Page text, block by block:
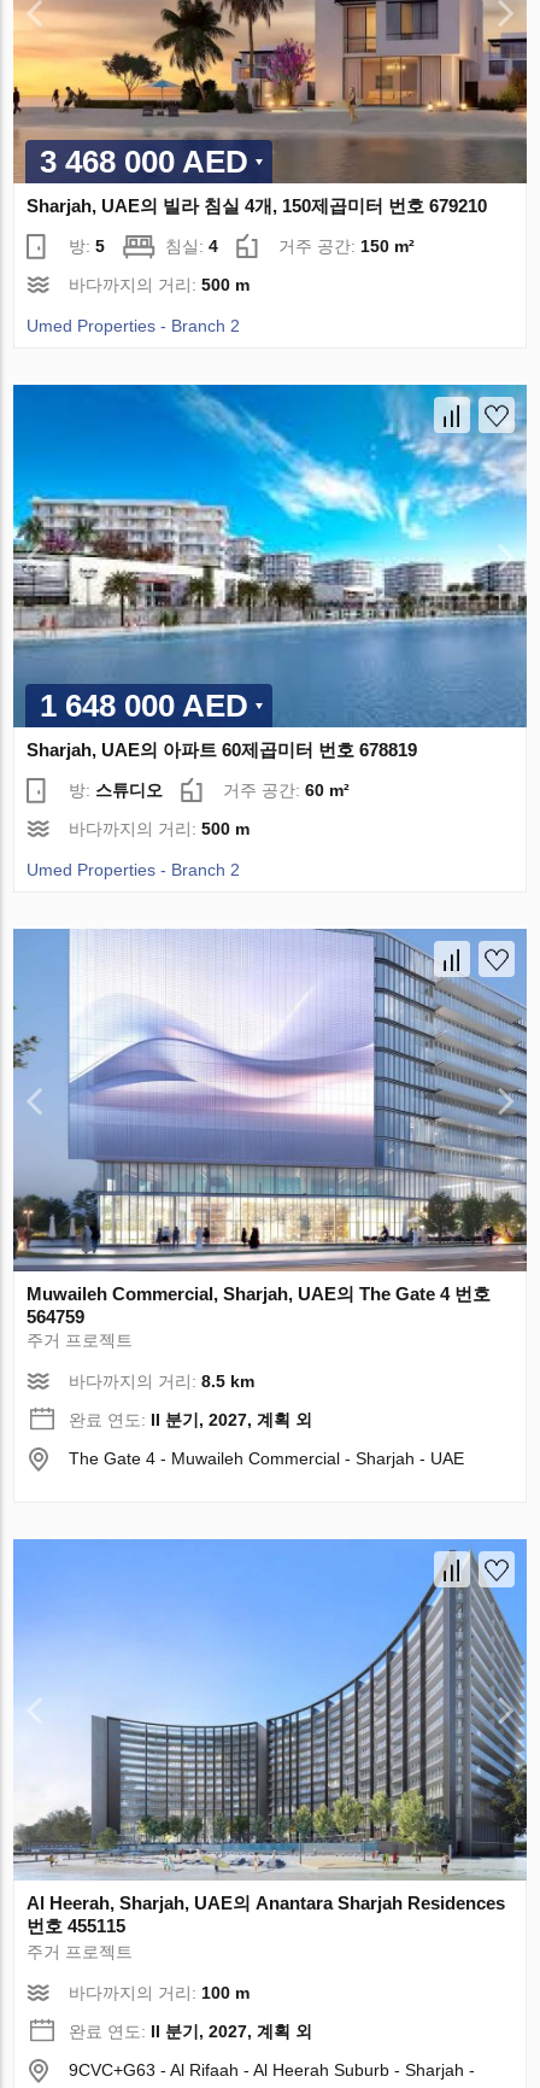
3 468 000 AED
Sharjah, UAE의 빌라 침실 4개, 150제곱미터 번호 679210
방:5 침실:4 거주 공간: 150 m²
바다까지의 거리:500 m
Umed Properties - Branch 2
1 648 000 AED
Sharjah, UAE의 아파트 60제곱미터 번호 678819
방: 스튜디오 거주 공간:60 m²
바다까지의 거리:500 m
Umed Properties - Branch 2
Muwaileh Commercial, Sharjah, UAE의 The Gate 4 번호
564759
주거 프로젝트
바다까지의 거리:8.5 km
완료 연도: II 분기, 2027, 계획 외
The Gate 4 - Muwaileh Commercial - Sharjah - UAE
Al Heerah, Sharjah, UAE의 Anantara Sharjah Residences
번호 455115
주거 프로젝트
바다까지의 거리:100 m
완료 연도: II 분기, 2027, 계획 외
9CVC+G63 - Al Rifaah - Al Heerah Suburb - Sharjah -